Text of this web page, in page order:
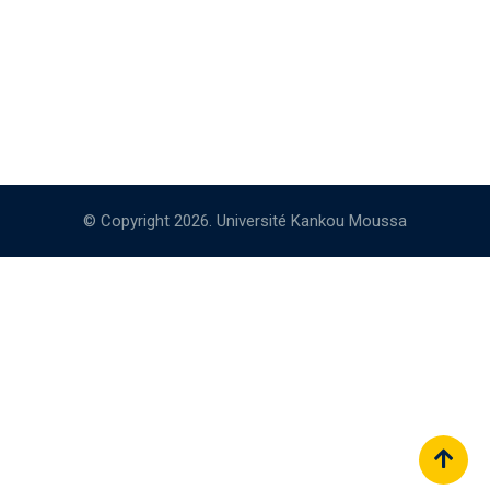
© Copyright 2026. Université Kankou Moussa